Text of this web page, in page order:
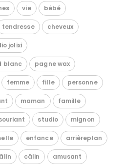
vie bébé
tendresse cheveux
jolixi
blanc pagne wax
femme fille personne
maman famille
studio mignon
enfance arrièreplan
câlin amusant